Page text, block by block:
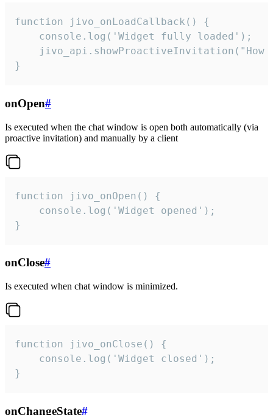
function jivo_onLoadCallback() {
    console.log('Widget fully loaded');
jivo_api.showProactiveInvitation("How
}
onOpen#
Is executed when the chat window is open both automatically (via
proactive invitation) and manually by a client
function jivo_onOpen() {
    console.log('Widget opened');
}
onClose#
Is executed when chat window is minimized.
function jivo_onClose() {
    console.log('Widget closed');
}
onChangeState#